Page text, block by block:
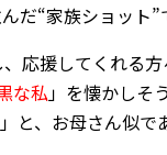
だ“家族ショット”
応援してくれる
な私」を懐かしそ
」と、お母さん似で